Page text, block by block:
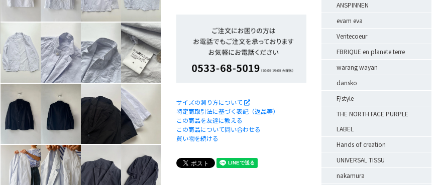
サイズの測り方について
特定商取引法に基づく表記（返品等）
この商品を友達に教える
この商品について問い合わせる
買い物を続ける
ANSPINNEN
evam eva
Veritecoeur
FBRIQUE en planete terre
warang wayan
dansko
F/style
THE NORTH FACE PURPLE
LABEL
Hands of creation
UNIVERSAL TISSU
nakamura